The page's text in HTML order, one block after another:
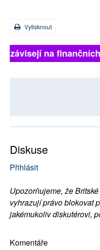
Vytisknout
závisejí na
Diskuse
Přihlásit
Upozorňujeme, že
vyhrazují právo blokovat
jakémukoliv diskutérovi,
Komentáře